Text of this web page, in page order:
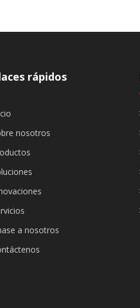
rápidos
nosotros
a nosotros